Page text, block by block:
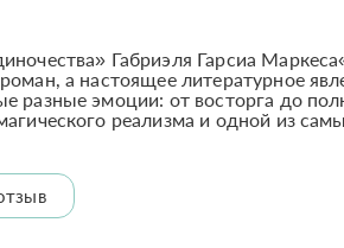
Габриэля Гарсиа
а настоящее литературное
разные эмоции: от восторга до
реализма и одной из